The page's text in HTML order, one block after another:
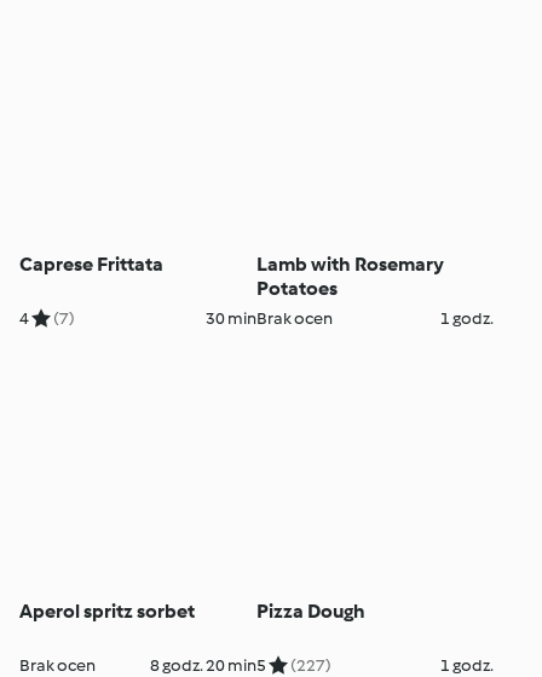
Caprese Frittata
4 (7) 30 min
Lamb with Rosemary
Potatoes
Brak ocen 1 godz.
Aperol spritz sorbet
Brak ocen 8 godz. 20 min
Pizza Dough
5 (227) 1 godz.